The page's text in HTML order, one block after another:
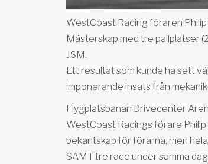
WestCoast Racing föraren
Mästerskap med tre pallplatser
JSM.
Ett resultat som kunde ha sett
imponerande insats från
Flygplatsbanan Drivecenter
WestCoast Racings förare
bekantskap för förarna, men
SAMT tre race under samma